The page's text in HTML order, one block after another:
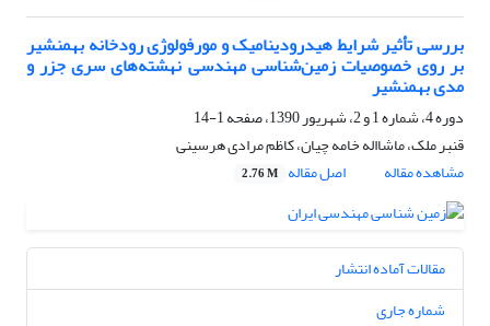
بررسی تأثیر شرایط هیدرودینامیک و مورفولوژی رودخانه بهمنشیر
بر روی خصوصیات زمین‌شناسی مهندسی نهشته‌های سری جزر و
مدی بهمنشیر
دوره 4، شماره 1 و 2، شهریور 1390، صفحه
1-14
قنبر ملک، ماشااله خامه چیان، کاظم مرادی هرسینی
مشاهده مقاله
اصل مقاله 2.76 M
مقالات آماده انتشار
شماره جاری